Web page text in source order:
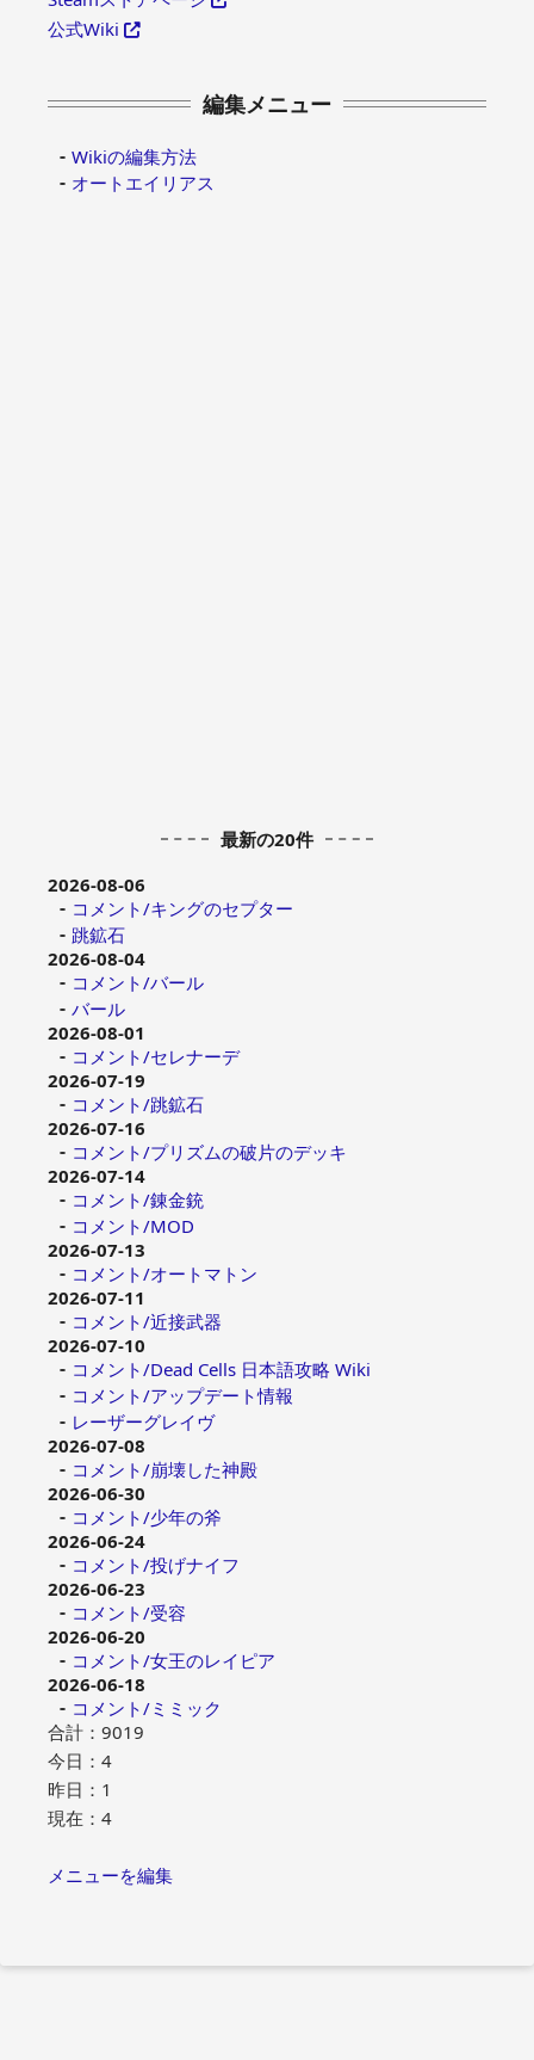
公式Wiki
編集メニュー
Wikiの編集方法
オートエイリアス
最新の20件
2026-08-06
コメント/キングのセプター
跳鉱石
2026-08-04
コメント/バール
バール
2026-08-01
コメント/セレナーデ
2026-07-19
コメント/跳鉱石
2026-07-16
コメント/プリズムの破片のデッキ
2026-07-14
コメント/錬金銃
コメント/MOD
2026-07-13
コメント/オートマトン
2026-07-11
コメント/近接武器
2026-07-10
コメント/Dead Cells 日本語攻略 Wiki
コメント/アップデート情報
レーザーグレイヴ
2026-07-08
コメント/崩壊した神殿
2026-06-30
コメント/少年の斧
2026-06-24
コメント/投げナイフ
2026-06-23
コメント/受容
2026-06-20
コメント/女王のレイピア
2026-06-18
コメント/ミミック
合計：9019
今日：4
昨日：1
現在：4
メニューを編集